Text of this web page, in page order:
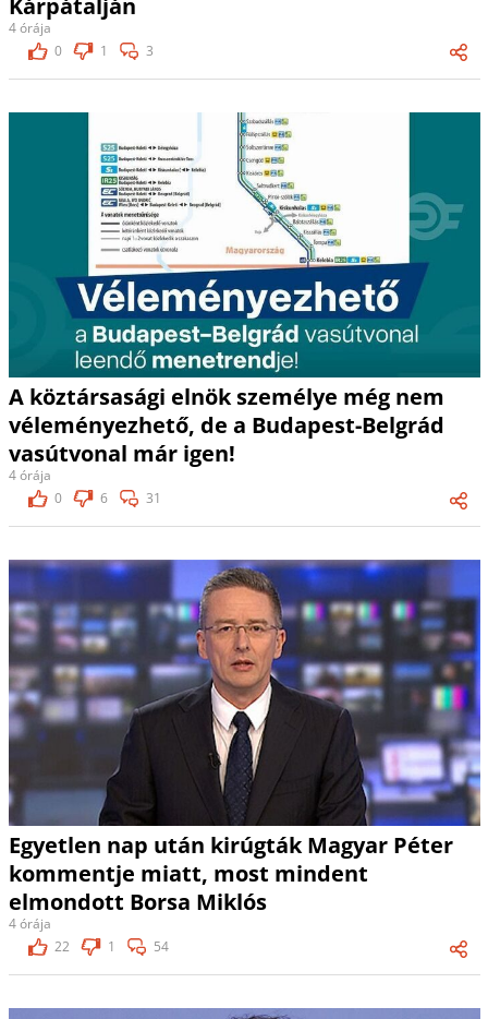
4 órája
0
1 3
A köztársasági elnök személye még nem
véleményezhető, de a Budapest-Belgrád
vasútvonal már igen!
4 órája
0
6 31
Egyetlen nap után kirúgták Magyar Péter
kommentje miatt, most mindent
elmondott Borsa Miklós
4 órája
22
1 54